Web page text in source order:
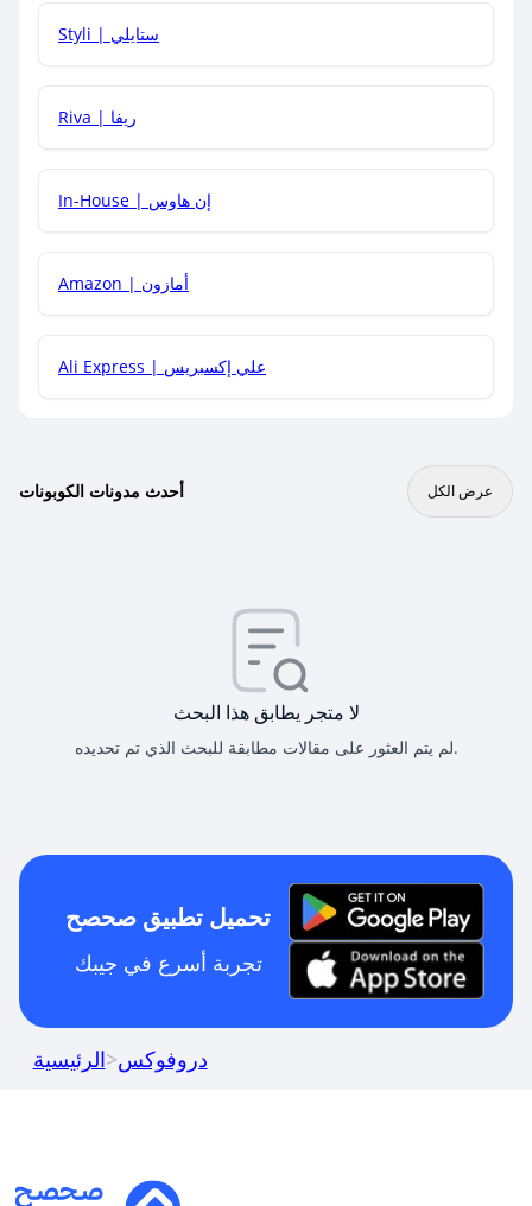
هل يمكنني جمع كود خصم مع العروض الأخرى؟
Styli | ستايلي
Riva | ريفا
In-House | إن هاوس
Amazon | أمازون
Ali Express | علي إكسبريس
أحدث مدونات الكوبونات عرض الكل
لا متجر يطابق هذا البحث
لم يتم العثور على مقالات مطابقة للبحث الذي تم تحديده.
تحميل تطبيق صحصح
تجربة أسرع في جيبك
الرئيسية>دروفوكس